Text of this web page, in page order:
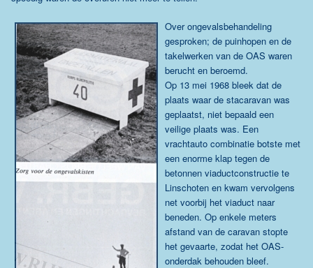
Over ongevalsbehandeling
gesproken; de puinhopen en de
takelwerken van de OAS waren
berucht en beroemd.
Op 13 mei 1968 bleek dat de
plaats waar de stacaravan was
geplaatst, niet bepaald een
veilige plaats was. Een
vrachtauto combinatie botste met
een enorme klap tegen de
betonnen viaductconstructie te
Linschoten en kwam vervolgens
net voorbij het viaduct naar
beneden. Op enkele meters
afstand van de caravan stopte
het gevaarte, zodat het OAS-
onderdak behouden bleef.